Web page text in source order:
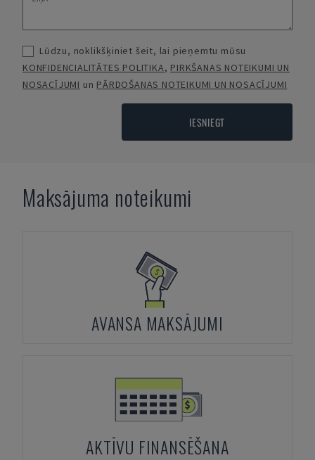
Lūdzu, noklikšķiniet šeit, lai pieņemtu mūsu
KONFIDENCIALITĀTES POLITIKA, PIRKŠANAS NOTEIKUMI UN
NOSACĪJUMI un PĀRDOŠANAS NOTEIKUMI UN NOSACĪJUMI
IESNIEGT
Maksājuma noteikumi
AVANSA MAKSĀJUMI
AKTĪVU FINANSĒŠANA